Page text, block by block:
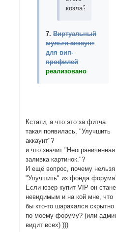
козла?!"
7.Виртуальный
мульти-аккаунт
для вип-
профилей
реализовано
Кстати, а что это за фитча
такая появилась, "Улучшить
аккаунт"?
и что значит "Неограниченная
заливка картинок."?
И ещё вопрос, почему нельзя
"Улучшить" из фонда
Если юзер купит VIP он
невидимым и на кой мне, что
бы кто-то шарахался скрытно
по моему форуму? (или
видит всех) )))